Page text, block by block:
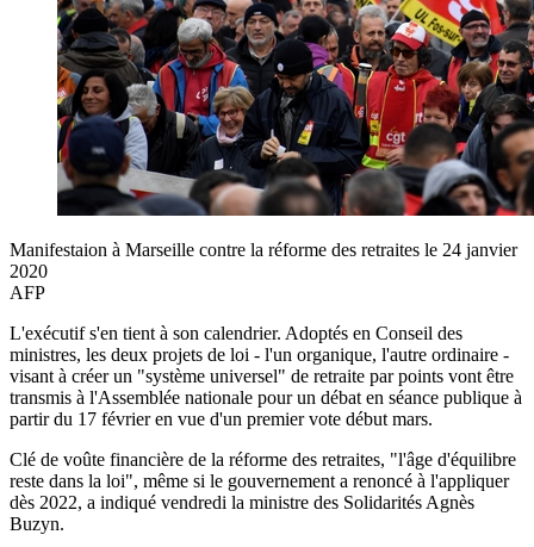
Manifestaion à Marseille contre la réforme des retraites le 24 janvier
2020
AFP
L'exécutif s'en tient à son calendrier. Adoptés en Conseil des
ministres, les deux projets de loi - l'un organique, l'autre ordinaire -
visant à créer un "système universel" de retraite par points vont être
transmis à l'Assemblée nationale pour un débat en séance publique à
partir du 17 février en vue d'un premier vote début mars.
Clé de voûte financière de la réforme des retraites, "l'âge d'équilibre
reste dans la loi", même si le gouvernement a renoncé à l'appliquer
dès 2022, a indiqué vendredi la ministre des Solidarités Agnès
Buzyn.